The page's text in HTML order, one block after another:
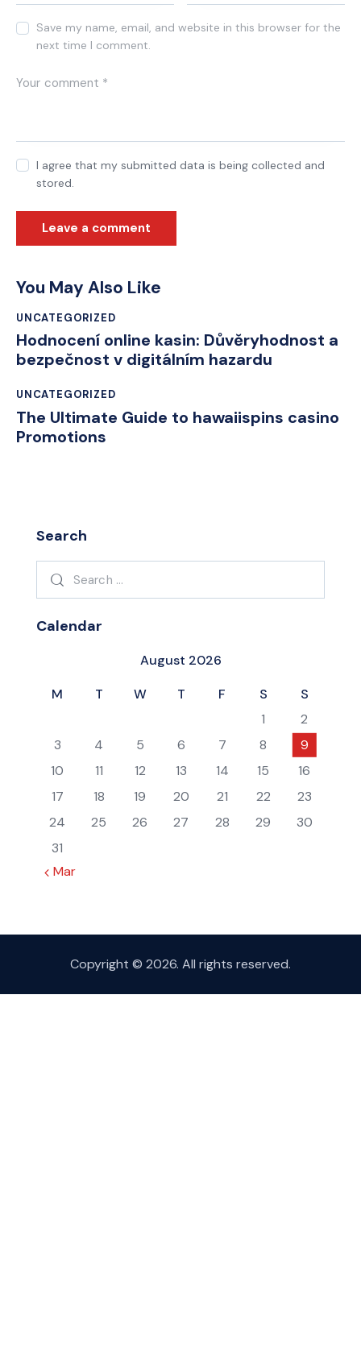
Save my name, email, and website in this browser for the
next time I comment.
I agree that my submitted data is being collected and
stored.
You May Also Like
UNCATEGORIZED
Hodnocení online kasin: Důvěryhodnost a
bezpečnost v digitálním hazardu
UNCATEGORIZED
The Ultimate Guide to hawaiispins casino
Promotions
Search
Search
Calendar
August 2026
M
T W T F S
S
1
2
3
4 5 6 7 8
9
10
11 12 13 14 15
16
17
18 19 20 21 22
23
24
25 26 27 28 29
30
31
« Mar
Copyright © 2026. All rights reserved.